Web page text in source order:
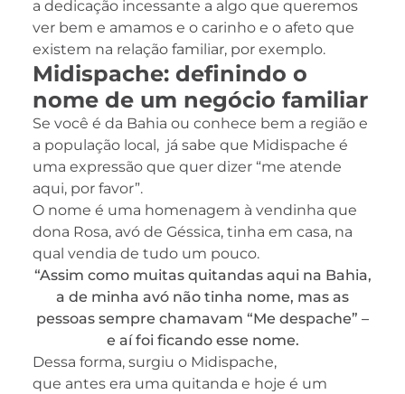
a dedicação incessante a algo que queremos
ver bem e amamos e o carinho e o afeto que
existem na relação familiar, por exemplo.
Midispache: definindo o
nome de um negócio familiar
Se você é da Bahia ou conhece bem a região e
a população local, já sabe que Midispache é
uma expressão que quer dizer “me atende
aqui, por favor”.
O nome é uma homenagem à vendinha que
dona Rosa, avó de Géssica, tinha em casa, na
qual vendia de tudo um pouco.
“Assim como muitas quitandas aqui na Bahia,
a de minha avó não tinha nome, mas as
pessoas sempre chamavam “Me despache” –
e aí foi ficando esse nome.
Dessa forma, surgiu o Midispache,
que antes era uma quitanda e hoje é um